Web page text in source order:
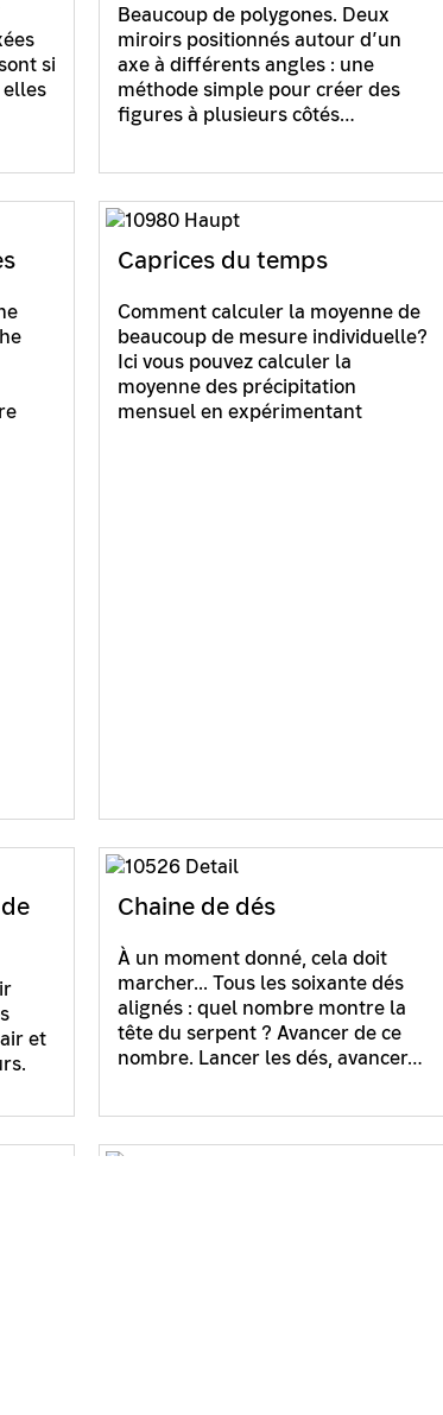
si
elles
Beaucoup de polygones. Deux
miroirs positionnés autour d’un
axe à différents angles : une
méthode simple pour créer des
figures à plusieurs côtés…
Caprices du temps
Comment calculer la moyenne de
beaucoup de mesure individuelle?
Ici vous pouvez calculer la
moyenne des précipitation
mensuel en expérimentant
et
Chaine de dés
À un moment donné, cela doit
marcher... Tous les soixante dés
alignés : quel nombre montre la
tête du serpent ? Avancer de ce
nombre. Lancer les dés, avancer…